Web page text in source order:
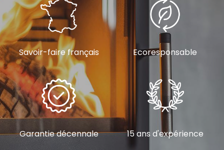
Savoir-faire français Ecoresponsable
Garantie décennale 15 ans d'expérience